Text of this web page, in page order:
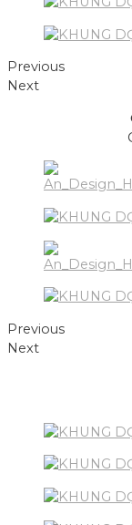
Previous
Next
Previous
Next